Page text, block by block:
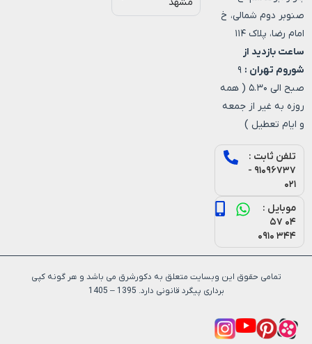
صنوبر دوم شمالی، خ
امام رضا، پلاک ۱۱۴
ساعت بازدید از
شوروم تهران : ۹
صبح الی ۵.۳۰ ( همه
روزه به غیر از جمعه
و ایام تعطیل )
تلفن ثابت :
۹۱۰۹۶۷۳۷ -
۰۲۱
موبایل :
۰۴ ۵۷
۳۴۴ ۰۹۱۰
تمامی حقوق این وبسایت متعلق به دکورشرق می باشد و هر گونه کپی
برداری پیگرد قانونی دارد. 1395 – 1405